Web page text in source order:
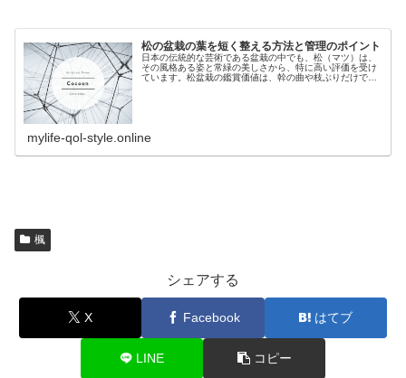
松の盆栽の葉を短く整える方法と管理のポイント
日本の伝統的な芸術である盆栽の中でも、松（マツ）は、
その風格ある姿と常緑の美しさから、特に高い評価を受け
ています。松盆栽の鑑賞価値は、幹の曲や枝ぶりだけでな
mylife-qol-style.online
楓
シェアする
X Facebook はてブ
LINE コピー